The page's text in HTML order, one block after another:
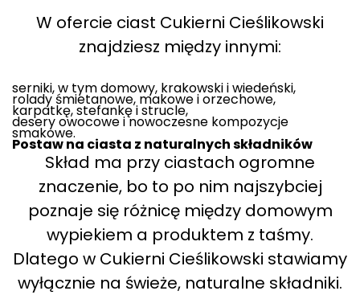
W ofercie ciast Cukierni Cieślikowski
znajdziesz między innymi:
serniki, w tym domowy, krakowski i wiedeński,
rolady śmietanowe, makowe i orzechowe,
karpatkę, stefankę i strucle,
desery owocowe i nowoczesne kompozycje
smakowe.
Postaw na ciasta z naturalnych składników
Skład ma przy ciastach ogromne
znaczenie, bo to po nim najszybciej
poznaje się różnicę między domowym
wypiekiem a produktem z taśmy.
Dlatego w Cukierni Cieślikowski stawiamy
wyłącznie na świeże, naturalne składniki.